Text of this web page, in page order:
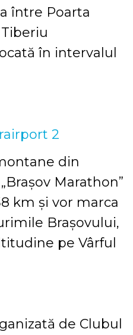
între Poarta
în intervalul
din
Marathon”
km și vor marca
Brașovului,
pe Vârful
de Clubul